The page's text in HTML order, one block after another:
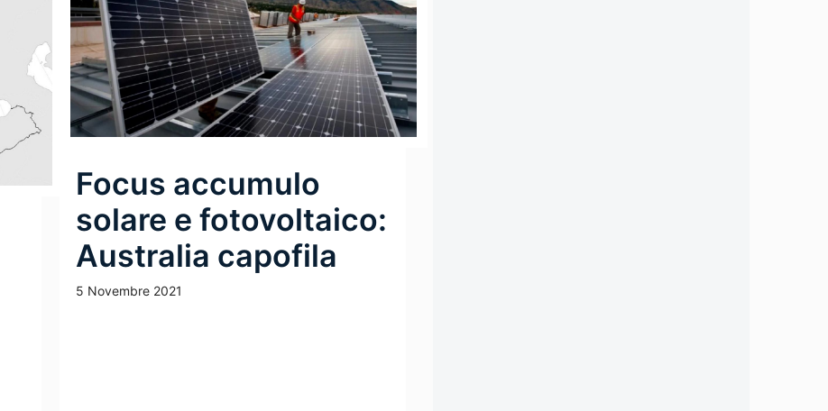
Focus accumulo
solare e fotovoltaico:
Australia capofila
5 Novembre 2021